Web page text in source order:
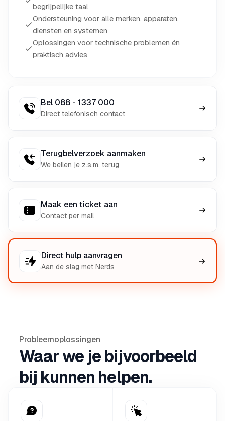
begrijpelijke taal
Ondersteuning voor alle merken, apparaten,
diensten en systemen
Oplossingen voor technische problemen én
praktisch advies
Bel 088 - 1337 000
Direct telefonisch contact
Terugbelverzoek aanmaken
We bellen je z.s.m. terug
Maak een ticket aan
Contact per mail
Direct hulp aanvragen
Aan de slag met Nerds
Probleemoplossingen
Waar we je bijvoorbeeld
bij kunnen helpen.